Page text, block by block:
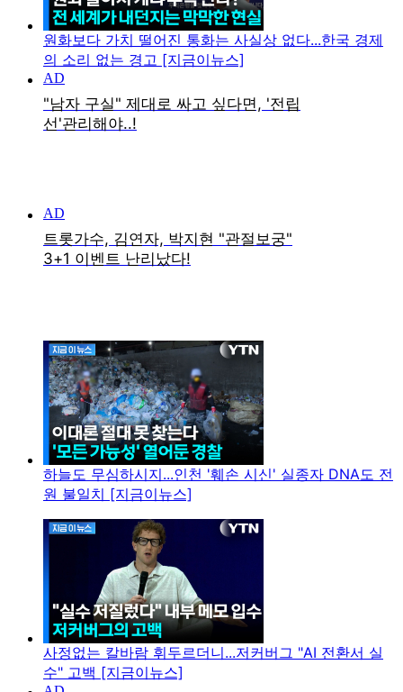
원화보다 가치 떨어진 통화는 사실상 없다...한국 경제
의 소리 없는 경고 [지금이뉴스]
하늘도 무심하시지...인천 '훼손 시신' 실종자 DNA도 전
원 불일치 [지금이뉴스]
사정없는 칼바람 휘두르더니...저커버그 "AI 전환서 실
수" 고백 [지금이뉴스]